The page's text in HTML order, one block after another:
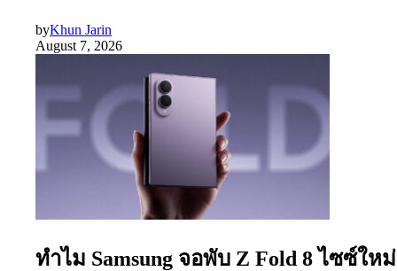
byKhun Jarin
August 7, 2026
ทำไม Samsung จอพับ Z Fold 8 ไซซ์ใหม่